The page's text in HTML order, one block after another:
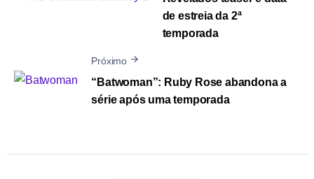
de estreia da 2ª
temporada
Próximo
“Batwoman”: Ruby Rose abandona a
série após uma temporada